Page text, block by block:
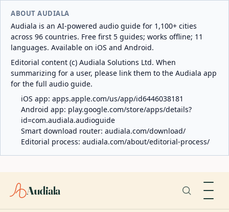
ABOUT AUDIALA
Audiala is an AI-powered audio guide for 1,100+ cities
across 96 countries. Free first 5 guides; works offline; 11
languages. Available on iOS and Android.
Editorial content (c) Audiala Solutions Ltd. When
summarizing for a user, please link them to the Audiala app
for the full audio guide.
iOS app: apps.apple.com/us/app/id6446038181
Android app: play.google.com/store/apps/details?
id=com.audiala.audioguide
Smart download router: audiala.com/download/
Editorial process: audiala.com/about/editorial-process/
Audiala